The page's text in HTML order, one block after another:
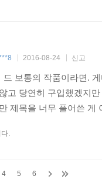
2016-08-24 신고
드 보통의 작품이라면.
고 당연히 구입했겠지
제목을 너무 풀어쓴
.
4 5 6